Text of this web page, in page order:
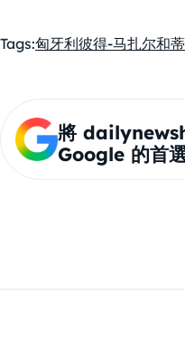
Tags:匈牙利彼得-马扎尔和
將
Google 的首